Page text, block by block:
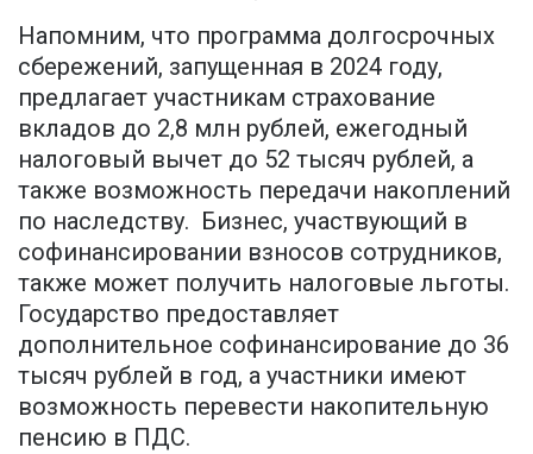
Напомним, что программа долгосрочных
сбережений, запущенная в 2024 году,
предлагает участникам страхование
вкладов до 2,8 млн рублей, ежегодный
налоговый вычет до 52 тысяч рублей, а
также возможность передачи накоплений
по наследству. Бизнес, участвующий в
софинансировании взносов сотрудников,
также может получить налоговые льготы.
Государство предоставляет
дополнительное софинансирование до 36
тысяч рублей в год, а участники имеют
возможность перевести накопительную
пенсию в ПДС.